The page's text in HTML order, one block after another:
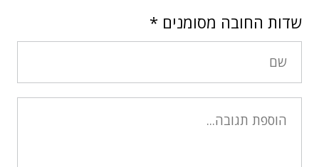
שדות החובה מסומנים *